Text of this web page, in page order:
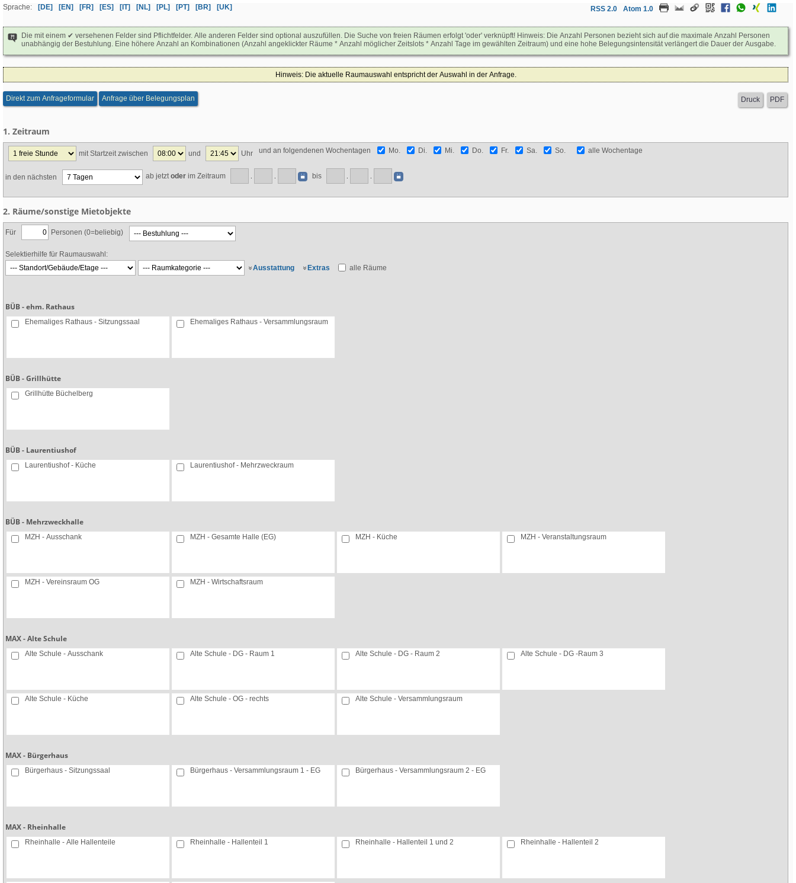
Sprache: [DE] [EN] [FR] [ES] [IT] [NL] [PL] [PT] [BR] [UK] RSS 2.0 Atom 1.0
Die mit einem ✔ versehenen Felder sind Pflichtfelder. Alle anderen Felder sind optional auszufüllen. Die Suche von freien Räumen erfolgt 'oder' verknüpft! Hinweis: Die Anzahl Personen bezieht sich auf die maximale Anzahl Personen
unabhängig der Bestuhlung. Eine höhere Anzahl an Kombinationen (Anzahl angeklickter Räume * Anzahl möglicher Zeitslots * Anzahl Tage im gewählten Zeitraum) und eine hohe Belegungsintensität verlängert die Dauer der Ausgabe.
Hinweis: Die aktuelle Raumauswahl entspricht der Auswahl in der Anfrage.
Direkt zum Anfrageformular Anfrage über Belegungsplan
1. Zeitraum
mit Startzeit zwischen und Uhr und an folgendenen Wochentagen Mo. Di. Mi. Do. Fr. Sa. So. alle Wochentage
in den nächsten ab jetztoder im Zeitraum bis
2. Räume/sonstige Mietobjekte
Für Personen (0=beliebig)
Selektierhilfe für Raumauswahl:
Ausstattung
Extras alle Räume
BÜB - ehm. Rathaus
Ehemaliges Rathaus - Sitzungssaal Ehemaliges Rathaus - Versammlungsraum
BÜB - Grillhütte
Grillhütte Büchelberg
BÜB - Laurentiushof
Laurentiushof - Küche Laurentiushof - Mehrzweckraum
BÜB - Mehrzweckhalle
MZH - Ausschank MZH - Gesamte Halle (EG) MZH - Küche MZH - Veranstaltungsraum
MZH - Vereinsraum OG MZH - Wirtschaftsraum
MAX - Alte Schule
Alte Schule - Ausschank Alte Schule - DG - Raum 1 Alte Schule - DG - Raum 2 Alte Schule - DG -Raum 3
Alte Schule - Küche Alte Schule - OG - rechts Alte Schule - Versammlungsraum
MAX - Bürgerhaus
Bürgerhaus - Sitzungssaal Bürgerhaus - Versammlungsraum 1 - EG Bürgerhaus - Versammlungsraum 2 - EG
MAX - Rheinhalle
Rheinhalle - Alle Hallenteile Rheinhalle - Hallenteil 1 Rheinhalle - Hallenteil 1 und 2 Rheinhalle - Hallenteil 2